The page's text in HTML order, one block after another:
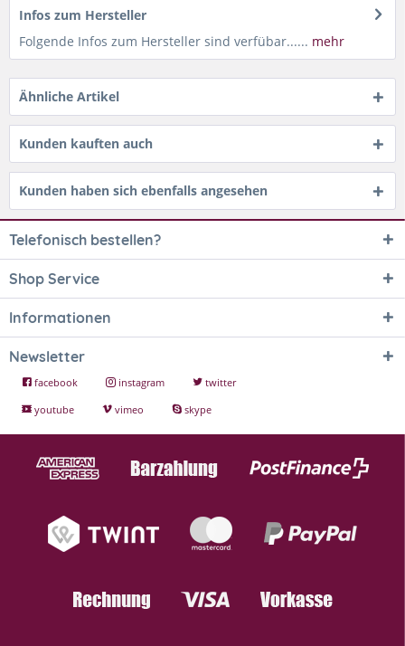
Infos zum Hersteller
Folgende Infos zum Hersteller sind verfübar...... mehr
Ähnliche Artikel
Kunden kauften auch
Kunden haben sich ebenfalls angesehen
Telefonisch bestellen?
Shop Service
Informationen
Newsletter
facebook instagram
twitter
youtube
vimeo skype